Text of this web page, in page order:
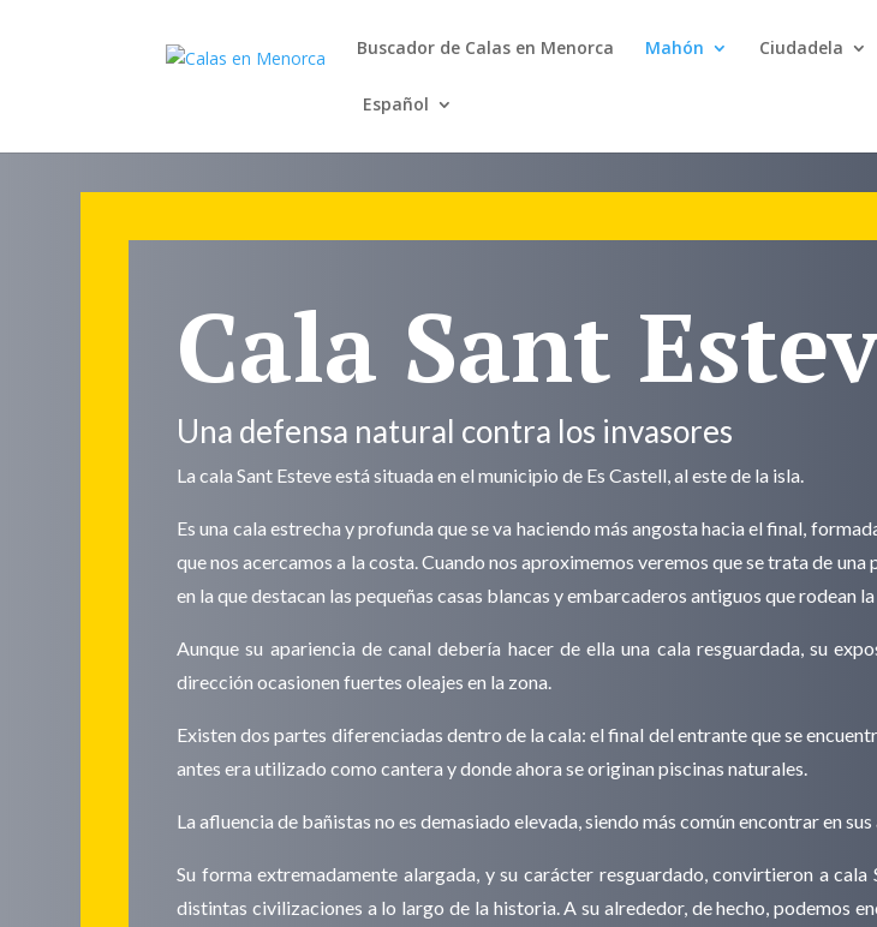
Buscador de Calas en Menorca Mahón Ciudadela
Español
Cala Sant
Una defensa natural contra los invasores
La cala Sant Esteve está situada en el municipio de Es Castell, al este de la isla.
Es una cala estrecha y profunda que se va haciendo más angosta hacia el final,
que nos acercamos a la costa. Cuando nos aproximemos veremos que se trata de
en la que destacan las pequeñas casas blancas y embarcaderos antiguos que rodean la
Aunque su apariencia de canal debería hacer de ella una cala resguardada, su
dirección ocasionen fuertes oleajes en la zona.
Existen dos partes diferenciadas dentro de la cala: el final del entrante que se
antes era utilizado como cantera y donde ahora se originan piscinas naturales.
La afluencia de bañistas no es demasiado elevada, siendo más común encontrar en
Su forma extremadamente alargada, y su carácter resguardado, convirtieron a
distintas civilizaciones a lo largo de la historia. A su alrededor, de hecho, podemos